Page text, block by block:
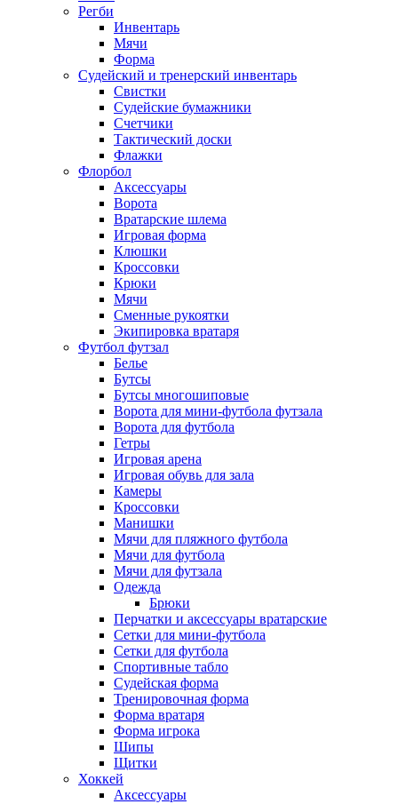
Регби
Инвентарь
Мячи
Форма
Судейский и тренерский инвентарь
Свистки
Судейские бумажники
Счетчики
Тактический доски
Флажки
Флорбол
Аксессуары
Ворота
Вратарские шлема
Игровая форма
Клюшки
Кроссовки
Крюки
Мячи
Сменные рукоятки
Экипировка вратаря
Футбол футзал
Белье
Бутсы
Бутсы многошиповые
Ворота для мини-футбола футзала
Ворота для футбола
Гетры
Игровая арена
Игровая обувь для зала
Камеры
Кроссовки
Манишки
Мячи для пляжного футбола
Мячи для футбола
Мячи для футзала
Одежда
Брюки
Перчатки и аксессуары вратарские
Сетки для мини-футбола
Сетки для футбола
Спортивные табло
Судейская форма
Тренировочная форма
Форма вратаря
Форма игрока
Шипы
Щитки
Хоккей
Аксессуары